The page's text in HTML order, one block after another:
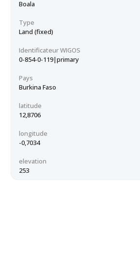
Boala
Type
Land (fixed)
Identificateur WIGOS
0-854-0-119|primary
Pays
Burkina Faso
latitude
12,8706
longitude
-0,7034
elevation
253